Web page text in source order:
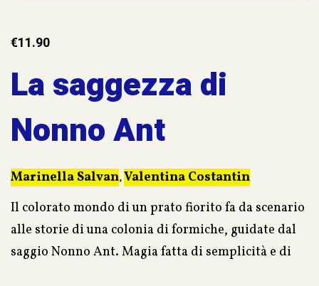
La saggezza di
Nonno Ant
€11.90
Marinella Salvan,Valentina Costantin
Il colorato mondo di un prato fiorito fa da scenario
alle storie di una colonia di formiche, guidate dal
saggio Nonno Ant. Magia fatta di semplicità e di